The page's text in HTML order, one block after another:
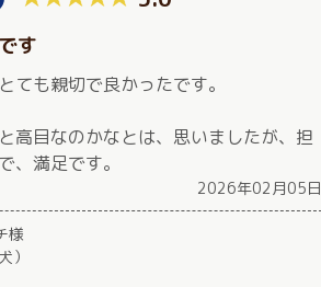
す
ても親切で良かったです。
高目なのかなとは、思いましたが、担
、満足です。
2026年02月05日
様
）